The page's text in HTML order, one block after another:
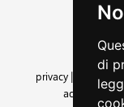
di
privacy
cookie |
accessibilità|